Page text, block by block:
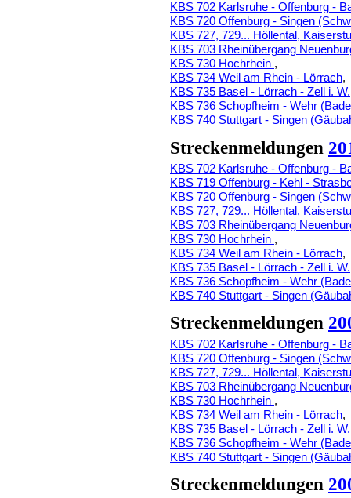
KBS 702 Karlsruhe - Offenburg -
KBS 720 Offenburg - Singen
KBS 727, 729... Höllental,
KBS 703 Rheinübergang
KBS 730 Hochrhein ,
KBS 734 Weil am Rhein - Lörrach,
KBS 735 Basel - Lörrach - Zell i. W.
KBS 736 Schopfheim - Wehr
KBS 740 Stuttgart - Singen
Streckenmeldungen
KBS 702 Karlsruhe - Offenburg -
KBS 719 Offenburg - Kehl -
KBS 720 Offenburg - Singen
KBS 727, 729... Höllental,
KBS 703 Rheinübergang
KBS 730 Hochrhein ,
KBS 734 Weil am Rhein - Lörrach,
KBS 735 Basel - Lörrach - Zell i. W.
KBS 736 Schopfheim - Wehr
KBS 740 Stuttgart - Singen
Streckenmeldungen
KBS 702 Karlsruhe - Offenburg -
KBS 720 Offenburg - Singen
KBS 727, 729... Höllental,
KBS 703 Rheinübergang
KBS 730 Hochrhein ,
KBS 734 Weil am Rhein - Lörrach,
KBS 735 Basel - Lörrach - Zell i. W.
KBS 736 Schopfheim - Wehr
KBS 740 Stuttgart - Singen
Streckenmeldungen